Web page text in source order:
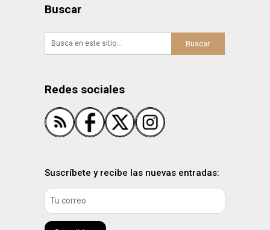
Buscar
Redes sociales
Suscríbete y recibe las nuevas entradas: